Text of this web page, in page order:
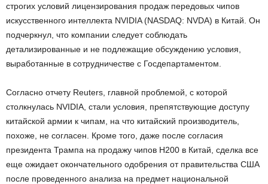
строгих условий лицензирования продаж передовых чипов
искусственного интеллекта NVIDIA (NASDAQ: NVDA) в Китай. Он
подчеркнул, что компании следует соблюдать
детализированные и не подлежащие обсуждению условия,
выработанные в сотрудничестве с Госдепартаментом.
Согласно отчету Reuters, главной проблемой, с которой
столкнулась NVIDIA, стали условия, препятствующие доступу
китайской армии к чипам, на что китайский производитель,
похоже, не согласен. Кроме того, даже после согласия
президента Трампа на продажу чипов H200 в Китай, сделка все
еще ожидает окончательного одобрения от правительства США
после проведенного анализа на предмет национальной